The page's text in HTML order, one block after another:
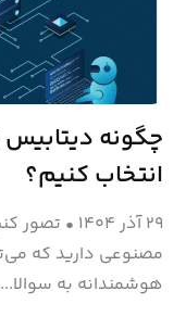
انتخاب کنیم؟
۲۹ آذر ۱۴۰۴ • تصور
مصنوعی دارید که
هوشمندانه به سوالا...